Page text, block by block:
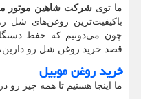
ما توی شرکت شاهین موتور
باکیفیت‌ترین روغن‌های شل
چون می‌دونیم که حفظ
قصد خرید روغن شل رو دارین،
خرید روغن موبیل
ما اینجا هستیم تا همه چیز رو